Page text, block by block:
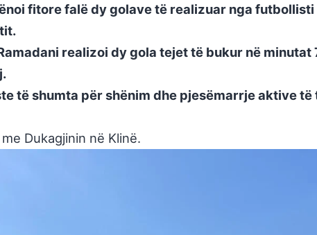
fitore falë dy golave të realizuar nga
realizoi dy gola tejet të bukur në
të shumta për shënim dhe pjesëmarrje aktive
Dukagjinin në Klinë.